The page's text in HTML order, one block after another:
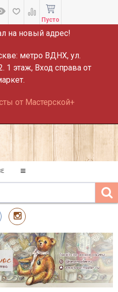
на новый адрес!
метро ВДНХ, ул.
1 этаж, Вход справа от
от Мастерской+
Пусто